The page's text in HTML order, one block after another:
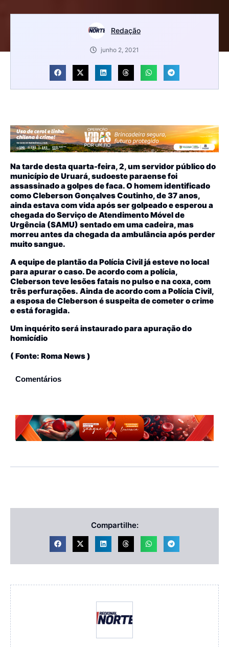
Redação
junho 2, 2021
Na tarde desta quarta-feira, 2, um servidor público do
município de Uruará, sudoeste paraense foi
assassinado a golpes de faca. O homem identificado
como Cleberson Gonçalves Coutinho, de 37 anos,
ainda estava com vida após ser golpeado e esperou a
chegada do Serviço de Atendimento Móvel de
Urgência (SAMU) sentado em uma cadeira, mas
morreu antes da chegada da ambulância após perder
muito sangue.
A equipe de plantão da Polícia Civil já esteve no local
para apurar o caso. De acordo com a polícia,
Cleberson teve lesões fatais no pulso e na coxa, com
três perfurações. Ainda de acordo com a Polícia Civil,
a esposa de Cleberson é suspeita de cometer o crime
e está foragida.
Um inquérito será instaurado para apuração do
homicídio
( Fonte: Roma News )
Comentários
Compartilhe: